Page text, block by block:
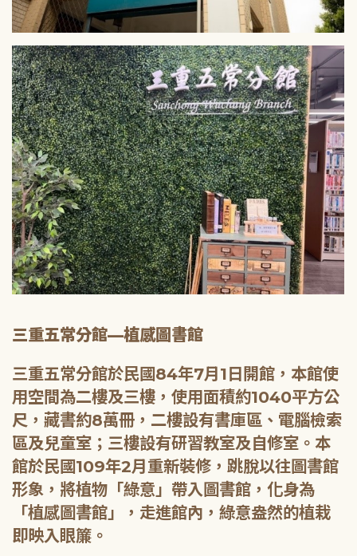
三重五常分館—植感圖書館
三重五常分館於民國84年7月1日開館，本館使
用空間為二樓及三樓，使用面積約1040平方公
尺，藏書約8萬冊，二樓設有書庫區、電腦檢索
區及兒童室；三樓設有研習教室及自修室。本
館於民國109年2月重新裝修，跳脫以往圖書館
形象，將植物「綠意」帶入圖書館，化身為
「植感圖書館」，走進館內，綠意盎然的植栽
即映入眼簾。